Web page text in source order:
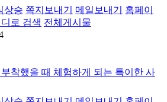
상승 쪽지보내기 메일보내기
홈페이
로 검색 전체게시물
착했을 때 체험하게 되는 특이한 사